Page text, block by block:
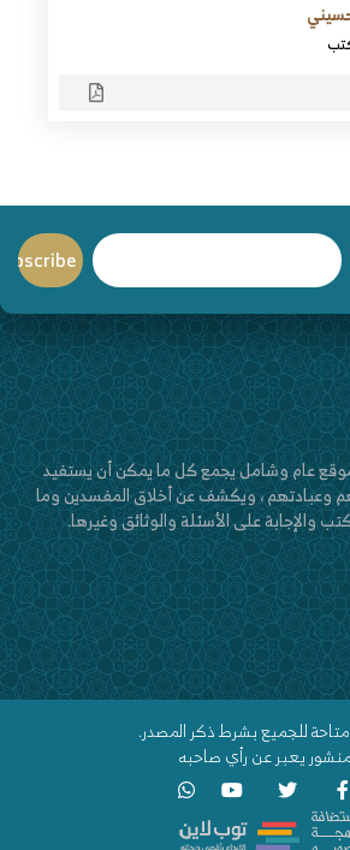
عام وشامل يجمع كل ما يمكن أن يستفيد
وعبادتهم ، ويكشف عن أخلاق المفسدين وما
والإجابة على الأسئلة والوثائق وغيرها.
للجميع بشرط ذكر المصدر.
يعبر عن رأي صاحبه